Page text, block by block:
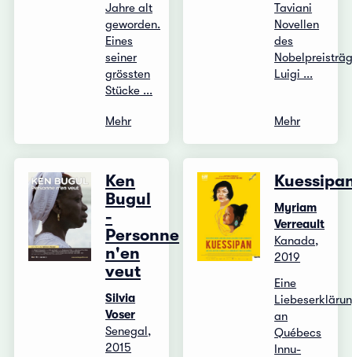
Jahre alt
geworden.
Eines
seiner
grössten
Stücke ...
Mehr
Taviani
Novellen
des
Luigi ...
Mehr
Ken
Bugul
-
Personne
n'en
veut
Silvia
Voser
Senegal,
2015
Myriam
Verreault
Kanada,
2019
Eine
an
Québecs
Innu-